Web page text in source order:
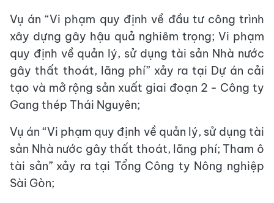
Vụ án “Vi phạm quy định về đầu tư công trình
xây dựng gây hậu quả nghiêm trọng; Vi phạm
quy định về quản lý, sử dụng tài sản Nhà nước
gây thất thoát, lãng phí” xảy ra tại Dự án cải
tạo và mở rộng sản xuất giai đoạn 2 - Công ty
Gang thép Thái Nguyên;
Vụ án “Vi phạm quy định về quản lý, sử dụng tài
sản Nhà nước gây thất thoát, lãng phí; Tham ô
tài sản” xảy ra tại Tổng Công ty Nông nghiệp
Sài Gòn;